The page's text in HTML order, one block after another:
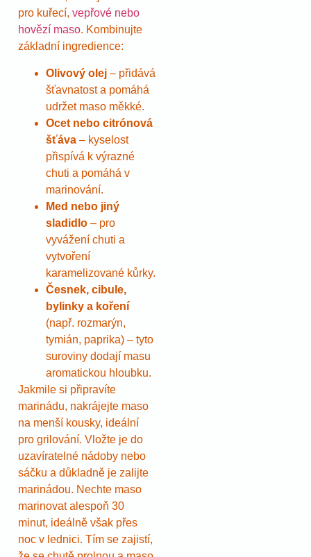
pro kuřecí, vepřové nebo
hovězí maso. Kombinujte
základní ingredience:
Olivový olej – přidává
šťavnatost a pomáhá
udržet maso měkké.
Ocet nebo citrónová
šťáva – kyselost
přispívá k výrazné
chuti a pomáhá v
marinování.
Med nebo jiný
sladidlo – pro
vyvážení chuti a
vytvoření
karamelizované kůrky.
Česnek, cibule,
bylinky a koření
(např. rozmarýn,
tymián, paprika) – tyto
suroviny dodají masu
aromatickou hloubku.
Jakmile si připravíte
marinádu, nakrájejte maso
na menší kousky, ideální
pro grilování. Vložte je do
uzavíratelné nádoby nebo
sáčku a důkladně je zalijte
marinádou. Nechte maso
marinovat alespoň 30
minut, ideálně však přes
noc v lednici. Tím se zajistí,